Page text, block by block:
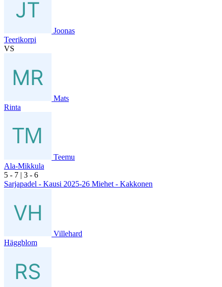
Joonas
Teerikorpi
VS
Mats
Rinta
Teemu
Ala-Mikkula
5 - 7 | 3 - 6
Sarjapadel - Kausi 2025-26 Miehet - Kakkonen
Villehard
Häggblom